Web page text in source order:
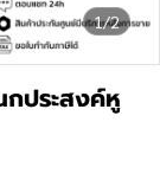
1/2
กประสงค์หู